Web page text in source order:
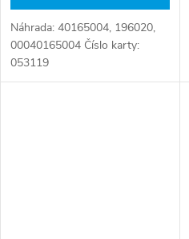
Náhrada: 40165004, 196020,
00040165004 Číslo karty:
053119